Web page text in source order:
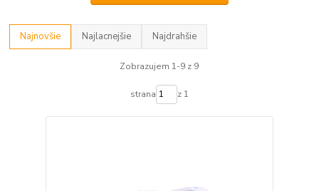
Najnovšie Najlacnejšie Najdrahšie
Zobrazujem 1-9 z 9
strana z 1